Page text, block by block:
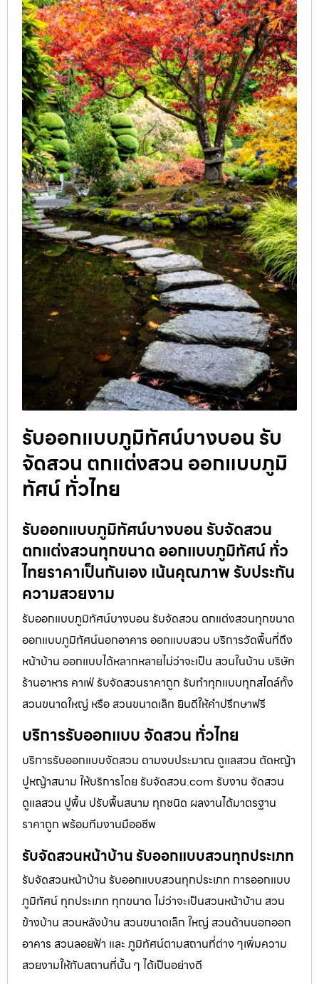
รับออกแบบภูมิทัศน์บางบอน รับ
จัดสวน ตกแต่งสวน ออกแบบภูมิ
ทัศน์ ทั่วไทย
รับออกแบบภูมิทัศน์บางบอน รับจัดสวน
ตกแต่งสวนทุกขนาด ออกแบบภูมิทัศน์ ทั่ว
ไทยราคาเป็นกันเอง เน้นคุณภาพ รับประกัน
ความสวยงาม
รับออกแบบภูมิทัศน์บางบอน รับจัดสวน ตกแต่งสวนทุกขนาด
ออกแบบภูมิทัศน์นอกอาคาร ออกแบบสวน บริการวัดพื้นที่ถึง
หน้าบ้าน ออกแบบได้หลากหลายไม่ว่าจะเป็น สวนในบ้าน บริษัท
ร้านอาหาร คาเฟ่ รับจัดสวนราคาถูก รับทำทุกแบบทุกสไตล์ทั้ง
สวนขนาดใหญ่ หรือ สวนขนาดเล็ก ยินดีให้คำปรึกษาฟรี
บริการรับออกแบบ จัดสวน ทั่วไทย
บริการรับออกแบบจัดสวน ตามงบประมาณ ดูเเลสวน ตัดหญ้า
ปูหญ้าสนาม ให้บริการโดย รับจัดสวน.com รับงาน จัดสวน
ดูแลสวน ปูพื้น ปรับพื้นสนาม ทุกชนิด ผลงานได้มาตรฐาน
ราคาถูก พร้อมทีมงานมืออชีพ
รับจัดสวนหน้าบ้าน รับออกแบบสวนทุกประเภท
รับจัดสวนหน้าบ้าน รับออกแบบสวนทุกประเภท การออกแบบ
ภูมิทัศน์ ทุกประเภท ทุกขนาด ไม่ว่าจะเป็นสวนหน้าบ้าน สวน
ข้างบ้าน สวนหลังบ้าน สวนขนาดเล็ก ใหญ่ สวนด้านนอกออก
อาคาร สวนลอยฟ้า และ ภูมิทัศน์ตามสถานที่ต่าง ๆเพิ่มความ
สวยงามให้กับสถานที่นั้น ๆ ได้เป็นอย่างดี